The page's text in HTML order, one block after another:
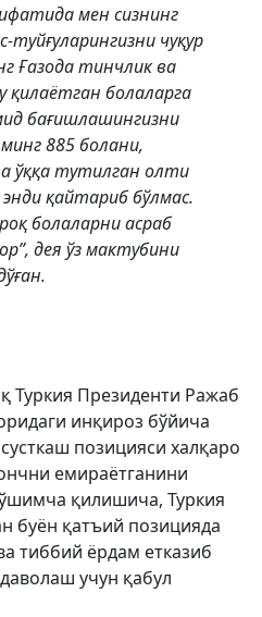
мен сизнинг
туйғуларингизни чуқур
Ғазода тинчлик ва
қилаётган болаларга
бағишлашингизни
885 болани,
ўққа тутилган олти
қайтариб бўлмас.
болаларни асраб
дея ўз мактубини
Туркия Президенти Ражаб
инқироз бўйича
позицияси халқаро
емираётганини
қилишича, Туркия
буён қатъий позицияда
тиббий ёрдам етказиб
учун қабул